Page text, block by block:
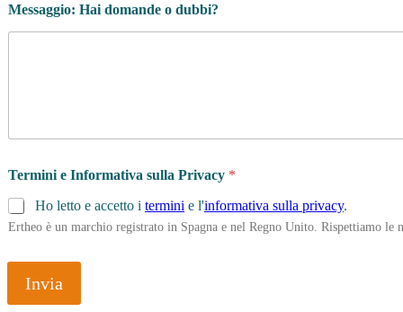
Messaggio: Hai domande o dubbi?
Termini e Informativa sulla Privacy *
Ho letto e accetto i termini e l'informativa sulla privacy.
Ertheo è un marchio registrato in Spagna e nel Regno Unito. Rispettiamo
Invia